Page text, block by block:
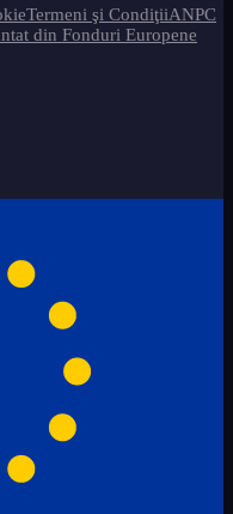
Termeni şi CondiţiiANPC
din Fonduri Europene